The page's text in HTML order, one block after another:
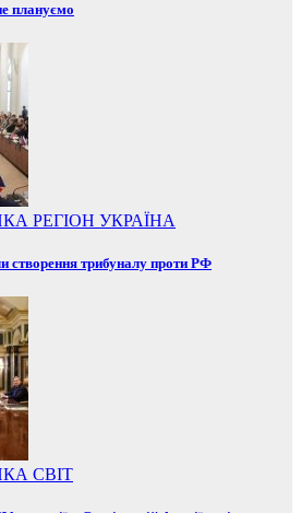
плануємо
РЕГІОН УКРАЇНА
створення трибуналу проти РФ
СВІТ